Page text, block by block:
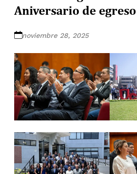
Aniversario de egreso
noviembre 28, 2025